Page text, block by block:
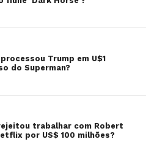
Trump em U$1
do Superman?
trabalhar com Robert
por US$ 100 milhões?